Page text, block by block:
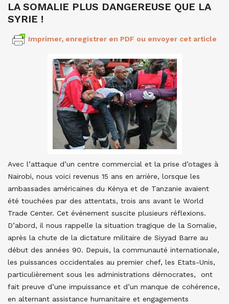
LA SOMALIE PLUS DANGEREUSE QUE LA
SYRIE !
Imprimer, enregistrer en PDF ou envoyer cet article
Avec l’attaque d’un centre commercial et la prise d’otages à
Nairobi, nous voici revenus 15 ans en arrière, lorsque les
ambassades américaines du Kénya et de Tanzanie avaient
été touchées par des attentats, trois ans avant le World
Trade Center. Cet événement suscite plusieurs réflexions.
D’abord, il nous rappelle la situation tragique de la Somalie,
après la chute de la dictature militaire de Siyyad Barre au
début des années 90. Depuis, la communauté internationale,
les puissances occidentales au premier chef, les Etats-Unis,
particulièrement sous les administrations démocrates, ont
fait preuve d’une impuissance et d’un manque de cohérence,
en alternant assistance humanitaire et engagements